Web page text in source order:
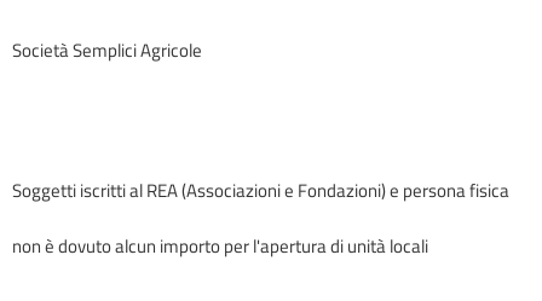
Società Semplici Agricole
Soggetti iscritti al REA(Associazioni e Fondazioni) e persona fisica
non è dovuto alcun importo per l'apertura di unità locali